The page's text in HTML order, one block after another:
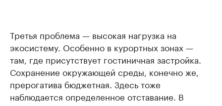
Третья проблема — высокая нагрузка на
экосистему. Особенно в курортных зонах —
там, где присутствует гостиничная застройка.
Сохранение окружающей среды, конечно же,
прерогатива бюджетная. Здесь тоже
наблюдается определенное отставание. В